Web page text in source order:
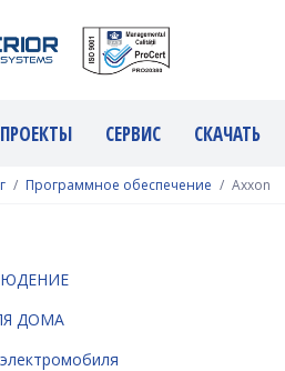
ПРОЕКТЫ СЕРВИС СКАЧАТЬ
Программное обеспечение Axxon
ДОМА